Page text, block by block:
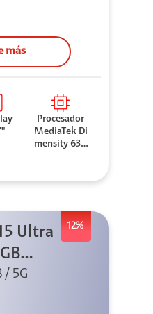
más
Procesador
MediaTek Di
mensity 630
12%
Ultra
Kit
/ 5G